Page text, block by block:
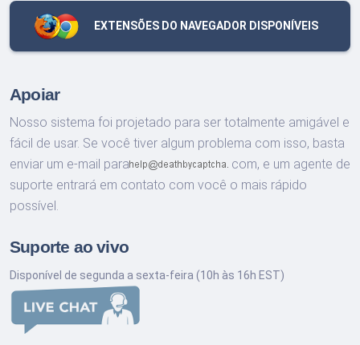
EXTENSÕES DO NAVEGADOR DISPONÍVEIS
Apoiar
Nosso sistema foi projetado para ser totalmente amigável e
fácil de usar. Se você tiver algum problema com isso, basta
enviar um e-mail para
com, e um agente de
suporte entrará em contato com você o mais rápido
possível.
Suporte ao vivo
Disponível de segunda a sexta-feira (10h às 16h EST)